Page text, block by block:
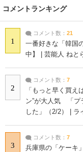
コメントランキング
1
コメント数： 21
一番好きな「韓国
中】 | 芸能人 ねと
2
コメント数： 7
「もっと早く買
ン”が大人気 「プ
した」（2/2） | ラ
3
コメント数： 7
兵庫県の「ケーキ